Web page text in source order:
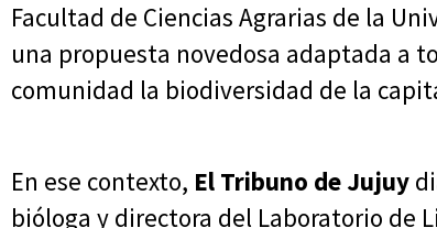
Facultad de Ciencias Agrarias de la
una propuesta novedosa adaptada a
comunidad la biodiversidad de la
En ese contexto, El Tribuno de Jujuy
bióloga y directora del Laboratorio de